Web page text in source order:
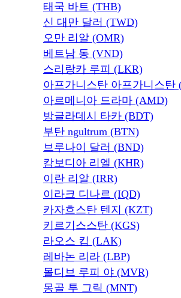
태국 바트 (THB)
신 대만 달러 (TWD)
오만 리알 (OMR)
베트남 동 (VND)
스리랑카 루피 (LKR)
아프가니스탄 아프가니스탄
아르메니아 드라마 (AMD)
방글라데시 타카 (BDT)
부탄 ngultrum (BTN)
브루나이 달러 (BND)
캄보디아 리엘 (KHR)
이란 리알 (IRR)
이라크 디나르 (IQD)
카자흐스탄 텐지 (KZT)
키르기스스탄 (KGS)
라오스 킵 (LAK)
레바논 리라 (LBP)
몰디브 루피 야 (MVR)
몽골 투 그릭 (MNT)